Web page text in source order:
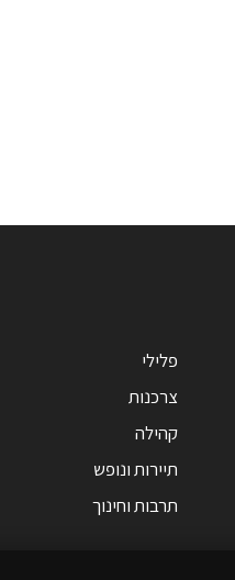
פלילי
צרכנות
קהילה
תיירות ונופש
תרבות וחינוך